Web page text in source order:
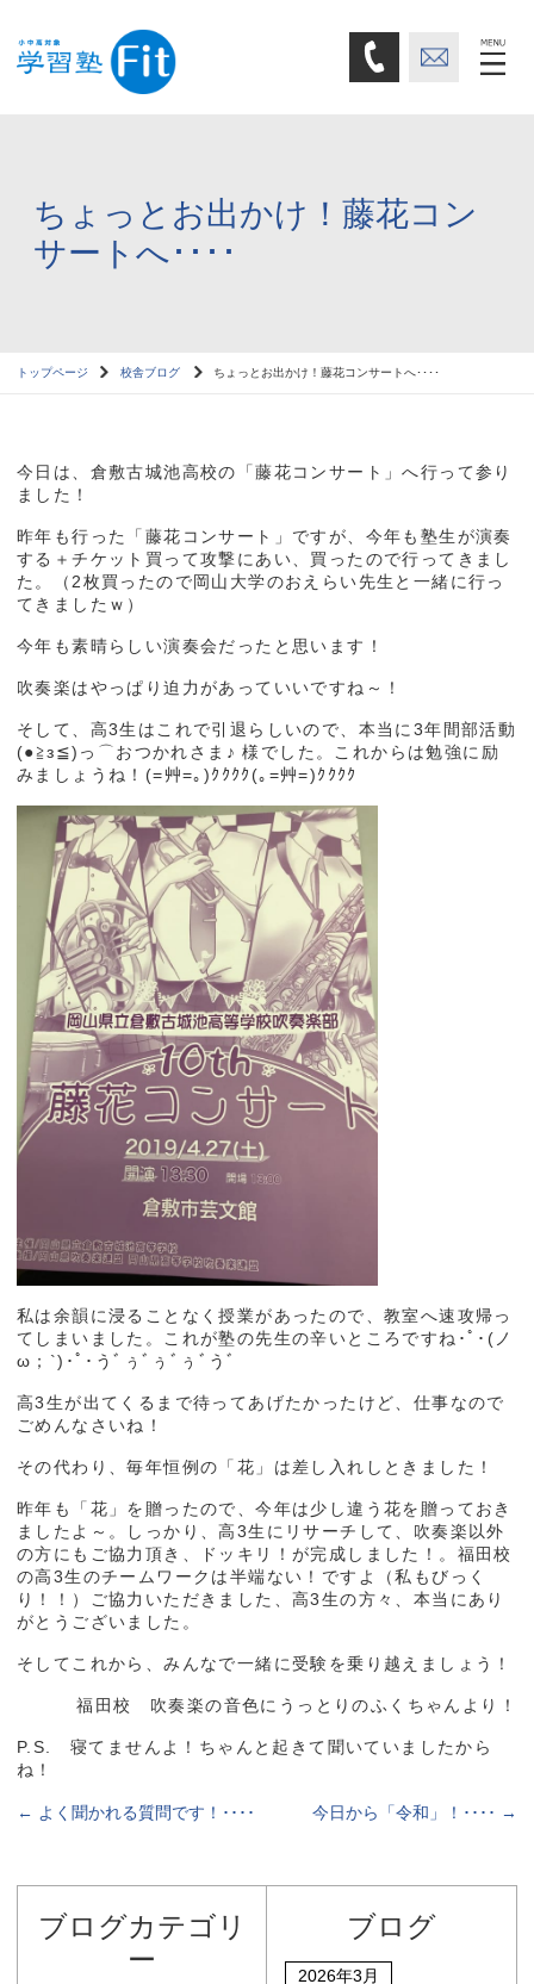
ちょっとお出かけ！藤花コン
サートへ････
トップページ 校舎ブログ ちょっとお出かけ！藤花コンサートへ････
今日は、倉敷古城池高校の「藤花コンサート」へ行って参り
ました！
昨年も行った「藤花コンサート」ですが、今年も塾生が演奏
する＋チケット買って攻撃にあい、買ったので行ってきまし
た。（2枚買ったので岡山大学のおえらい先生と一緒に行っ
てきましたｗ）
今年も素晴らしい演奏会だったと思います！
吹奏楽はやっぱり迫力があっていいですね～！
そして、高3生はこれで引退らしいので、本当に3年間部活動
(●≧з≦)っ⌒おつかれさま♪ 様でした。これからは勉強に励
みましょうね！(=艸=｡)ｸｸｸｸ(｡=艸=)ｸｸｸｸ
私は余韻に浸ることなく授業があったので、教室へ速攻帰っ
てしまいました。これが塾の先生の辛いところですね･ﾟ･(ノ
ω；`)･ﾟ･うﾞぅﾞぅﾞぅﾞうﾞ
高3生が出てくるまで待ってあげたかったけど、仕事なので
ごめんなさいね！
その代わり、毎年恒例の「花」は差し入れしときました！
昨年も「花」を贈ったので、今年は少し違う花を贈っておき
ましたよ～。しっかり、高3生にリサーチして、吹奏楽以外
の方にもご協力頂き、ドッキリ！が完成しました！。福田校
の高3生のチームワークは半端ない！ですよ（私もびっく
り！！）ご協力いただきました、高3生の方々、本当にあり
がとうございました。
そしてこれから、みんなで一緒に受験を乗り越えましょう！
福田校 吹奏楽の音色にうっとりのふくちゃんより！
P.S. 寝てませんよ！ちゃんと起きて聞いていましたから
ね！
← よく聞かれる質問です！････ 今日から「令和」！････ →
ブログカテゴリ
ー
ブログ
2026年3月